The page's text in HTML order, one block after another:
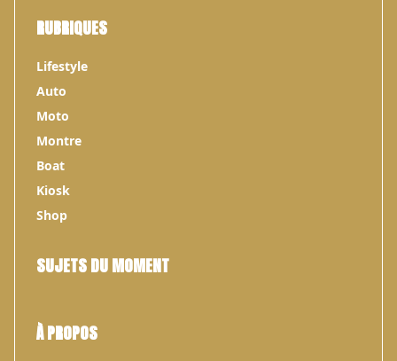
RUBRIQUES
Lifestyle
Auto
Moto
Montre
Boat
Kiosk
Shop
SUJETS DU MOMENT
À PROPOS